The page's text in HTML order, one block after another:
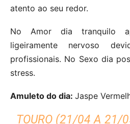
atento ao seu redor.
No Amor dia tranquilo
ligeiramente nervoso
profissionais. No Sexo dia
stress.
Amuleto do dia: Jaspe
TOURO (21/04 A 21/